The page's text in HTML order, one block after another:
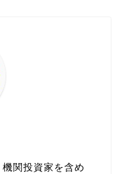
関投資家を含め